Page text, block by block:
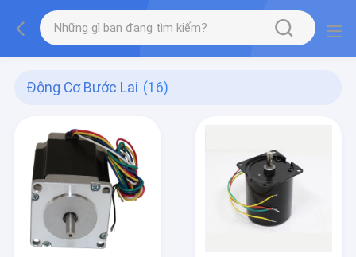
Động Cơ Bước Lai (16)